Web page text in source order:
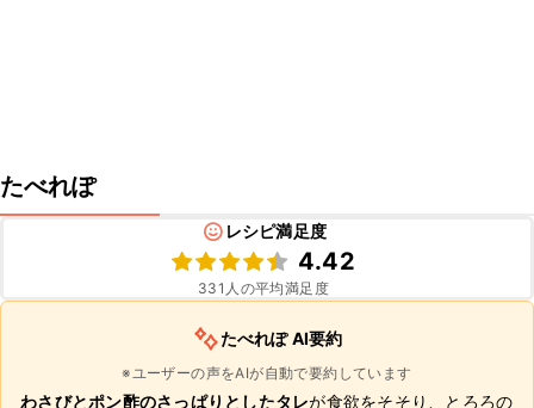
たべれぽ
レシピ満足度
4.42
331 人の平均満足度
たべれぽ AI要約
※ユーザーの声をAIが自動で要約しています
わさびとポン酢のさっぱりとしたタレが食欲をそそり、とろろの